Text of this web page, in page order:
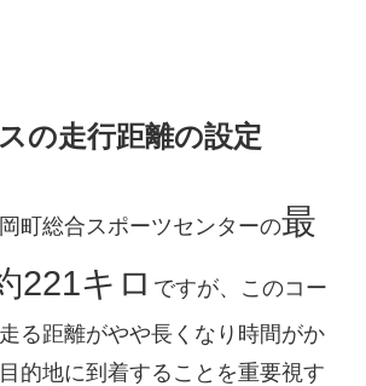
の走行距離の設定
町総合スポーツセンターの最
221キロ ですが、このコー
る距離がやや長くなり時間がか
的地に到着することを重要視す